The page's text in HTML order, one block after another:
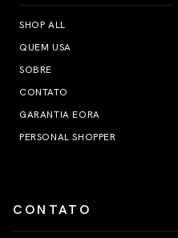
SHOP ALL
QUEM USA
SOBRE
CONTATO
GARANTIA EORA
PERSONAL SHOPPER
CONTATO